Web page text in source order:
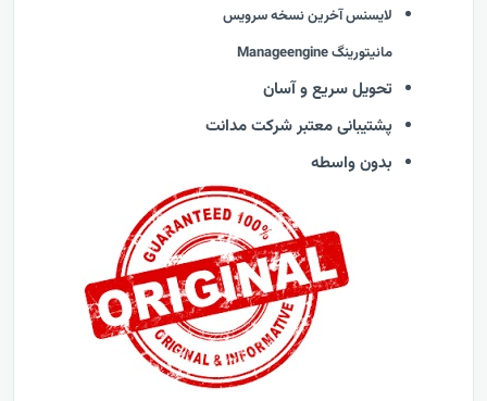
لایسنس آخرین نسخه سرویس
مانیتورینگ Manageengine
تحویل سریع و آسان
پشتیبانی معتبر شرکت مدانت
بدون واسطه